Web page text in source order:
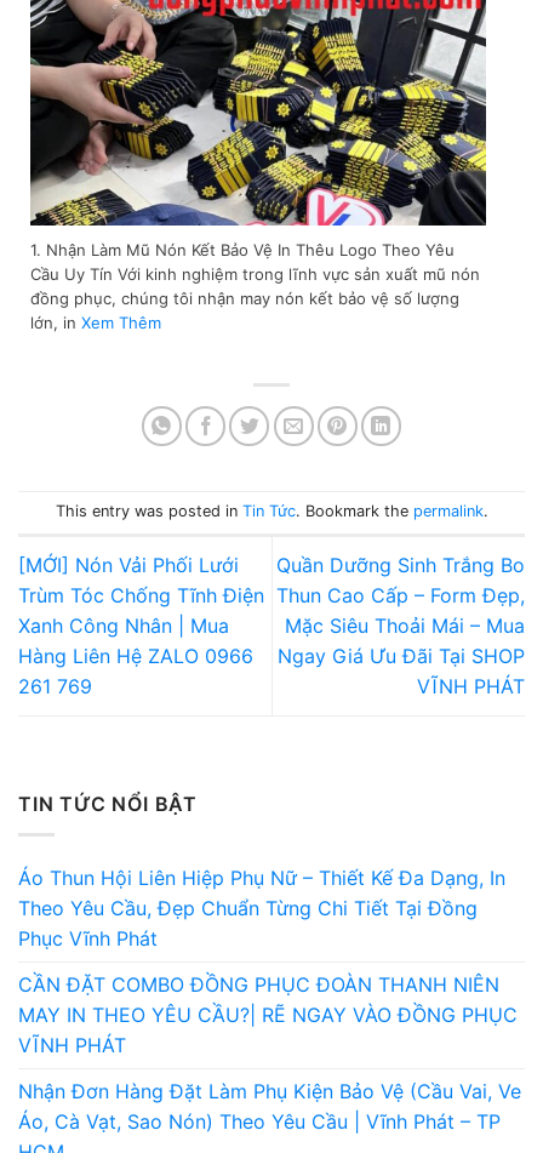
TIN TỨC NỔI BẬT
Áo Thun Hội Liên Hiệp Phụ Nữ – Thiết Kế Đa Dạng, In
Theo Yêu Cầu, Đẹp Chuẩn Từng Chi Tiết Tại Đồng
Phục Vĩnh Phát
CẦN ĐẶT COMBO ĐỒNG PHỤC ĐOÀN THANH NIÊN
MAY IN THEO YÊU CẦU?| RẼ NGAY VÀO ĐỒNG PHỤC
VĨNH PHÁT
Nhận Đơn Hàng Đặt Làm Phụ Kiện Bảo Vệ (Cầu Vai, Ve
Áo, Cà Vạt, Sao Nón) Theo Yêu Cầu | Vĩnh Phát – TP
1. Nhận Làm Mũ Nón Kết Bảo Vệ In Thêu Logo Theo Yêu
Cầu Uy Tín Với kinh nghiệm trong lĩnh vực sản xuất mũ nón
đồng phục, chúng tôi nhận may nón kết bảo vệ số lượng
lớn, in Xem Thêm
This entry was posted in Tin Tức. Bookmark the permalink.
[MỚI] Nón Vải Phối Lưới
Trùm Tóc Chống Tĩnh Điện
Xanh Công Nhân | Mua
Hàng Liên Hệ ZALO 0966
261 769
Quần Dưỡng Sinh Trắng Bo
Thun Cao Cấp – Form Đẹp,
Mặc Siêu Thoải Mái – Mua
Ngay Giá Ưu Đãi Tại SHOP
VĨNH PHÁT